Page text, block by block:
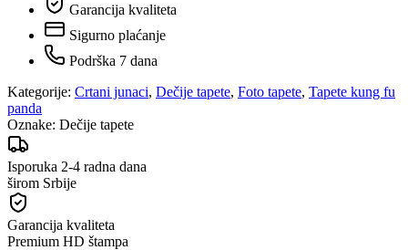
Garancija kvaliteta
Sigurno plaćanje
Podrška 7 dana
Kategorije: Crtani junaci, Dečije tapete, Foto tapete, Tapete kung fu
panda
Oznake: Dečije tapete
Isporuka 2-4 radna dana
širom Srbije
Garancija kvaliteta
Premium HD štampa